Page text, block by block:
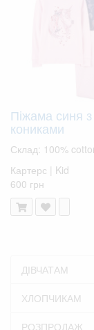
Піжама синя з
кониками
Склад: 100%
Картерс | Kid
600 грн
ДІВЧАТАМ
ХЛОПЧИКАМ
РОЗПРОДАЖ